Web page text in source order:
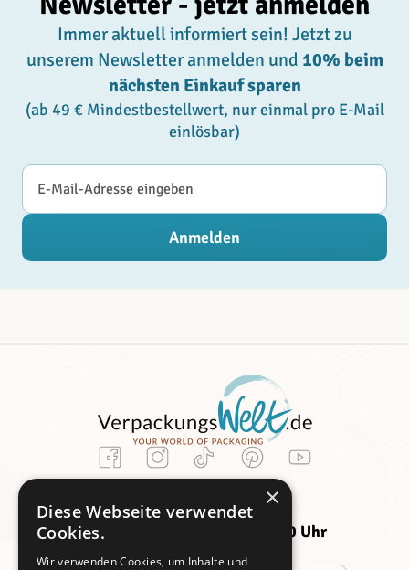
Immer aktuell informiert sein! Jetzt zu
unserem Newsletter anmelden und 10% beim
nächsten Einkauf sparen
(ab 49 € Mindestbestellwert, nur einmal pro E-Mail
einlösbar)
E-Mail-Adresse
Anmelden
Kundenservice
Montag -
Donnerstag:
09:00 - 16:00 Uhr
Freitag:
09:00 - 14:00 Uhr
×
Diese Webseite verwendet
Cookies.
Wir verwenden Cookies, um Inhalte und